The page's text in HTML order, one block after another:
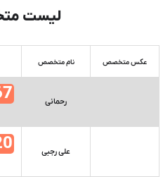
لیست
عکس متخصص نام متخصص
رحمانی
علی رجبی